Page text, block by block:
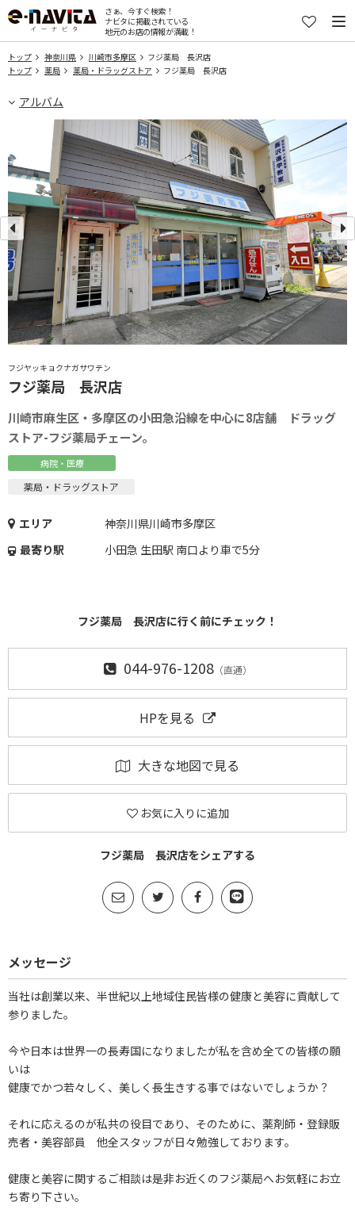
さぁ、今すぐ検索！
ナビタに掲載されている
地元のお店の情報が満載！
トップ 神奈川県 川崎市多摩区
フジ薬局 長沢店
トップ
薬局 薬局・ドラッグストア フジ薬局 長沢店
アルバム
フジヤッキョクナガサワテン
フジ薬局 長沢店
川崎市麻生区・多摩区の小田急沿線を中心に8店舗 ドラッグ
ストア-フジ薬局チェーン。
病院・医療
薬局・ドラッグストア
エリア
神奈川県川崎市多摩区
最寄り駅
小田急 生田駅 南口より車で5分
フジ薬局 長沢店に行く前にチェック！
044-976-1208（直通）
HPを見る
大きな地図で見る
お気に入りに追加
フジ薬局 長沢店をシェアする
メッセージ
当社は創業以来、半世紀以上地域住民皆様の健康と美容に貢献して
参りました。
今や日本は世界一の長寿国になりましたが私を含め全ての皆様の願
いは
健康でかつ若々しく、美しく長生きする事ではないでしょうか？
それに応えるのが私共の役目であり、そのために、薬剤師・登録販
売者・美容部員 他全スタッフが日々勉強しております。
健康と美容に関するご相談は是非お近くのフジ薬局へお気軽にお立
ち寄り下さい。